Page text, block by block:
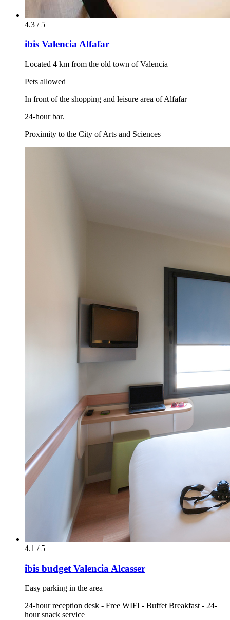
4.3 / 5
ibis Valencia Alfafar
Located 4 km from the old town of Valencia
Pets allowed
In front of the shopping and leisure area of Alfafar
24-hour bar.
Proximity to the City of Arts and Sciences
4.1 / 5
ibis budget Valencia Alcasser
Easy parking in the area
24-hour reception desk - Free WIFI - Buffet Breakfast - 24-
hour snack service